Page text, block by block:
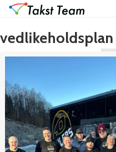
vedlikeholdsplan